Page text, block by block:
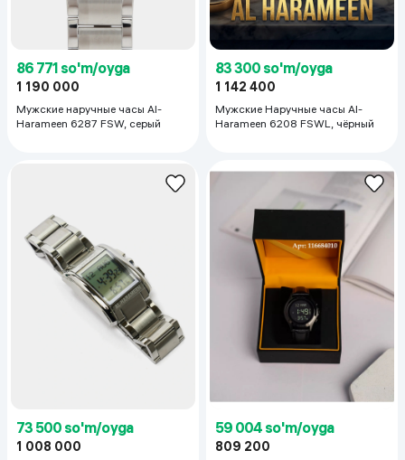
86 771 so'm/oyga
1 190 000
Мужские наручные часы Al-
Harameen 6287 FSW, серый
83 300 so'm/oyga
1 142 400
Мужские Наручные часы Al-
Harameen 6208 FSWL, чёрный
73 500 so'm/oyga
1 008 000
59 004 so'm/oyga
809 200